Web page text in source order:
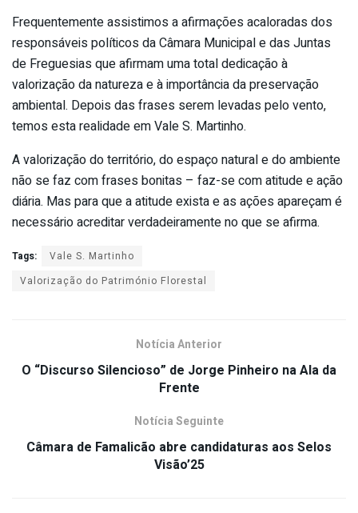
Frequentemente assistimos a afirmações acaloradas dos
responsáveis políticos da Câmara Municipal e das Juntas
de Freguesias que afirmam uma total dedicação à
valorização da natureza e à importância da preservação
ambiental. Depois das frases serem levadas pelo vento,
temos esta realidade em Vale S. Martinho.
A valorização do território, do espaço natural e do ambiente
não se faz com frases bonitas – faz-se com atitude e ação
diária. Mas para que a atitude exista e as ações apareçam é
necessário acreditar verdadeiramente no que se afirma.
Tags:
Vale S. Martinho
Valorização do Património Florestal
Notícia Anterior
O “Discurso Silencioso” de Jorge Pinheiro na Ala da
Frente
Notícia Seguinte
Câmara de Famalicão abre candidaturas aos Selos
Visão’25